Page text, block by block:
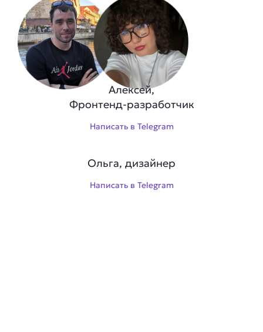
Алексей,
Фронтенд-разработчик
Написать в Telegram
Ольга, дизайнер
Написать в Telegram